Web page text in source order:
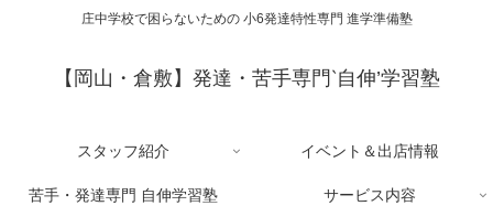
庄中学校で困らないための 小6発達特性専門 進学準備塾
【岡山・倉敷】発達・苦手専門‵自伸’学習塾
スタッフ紹介 イベント＆出店情報
苦手・発達専門 自伸学習塾 サービス内容